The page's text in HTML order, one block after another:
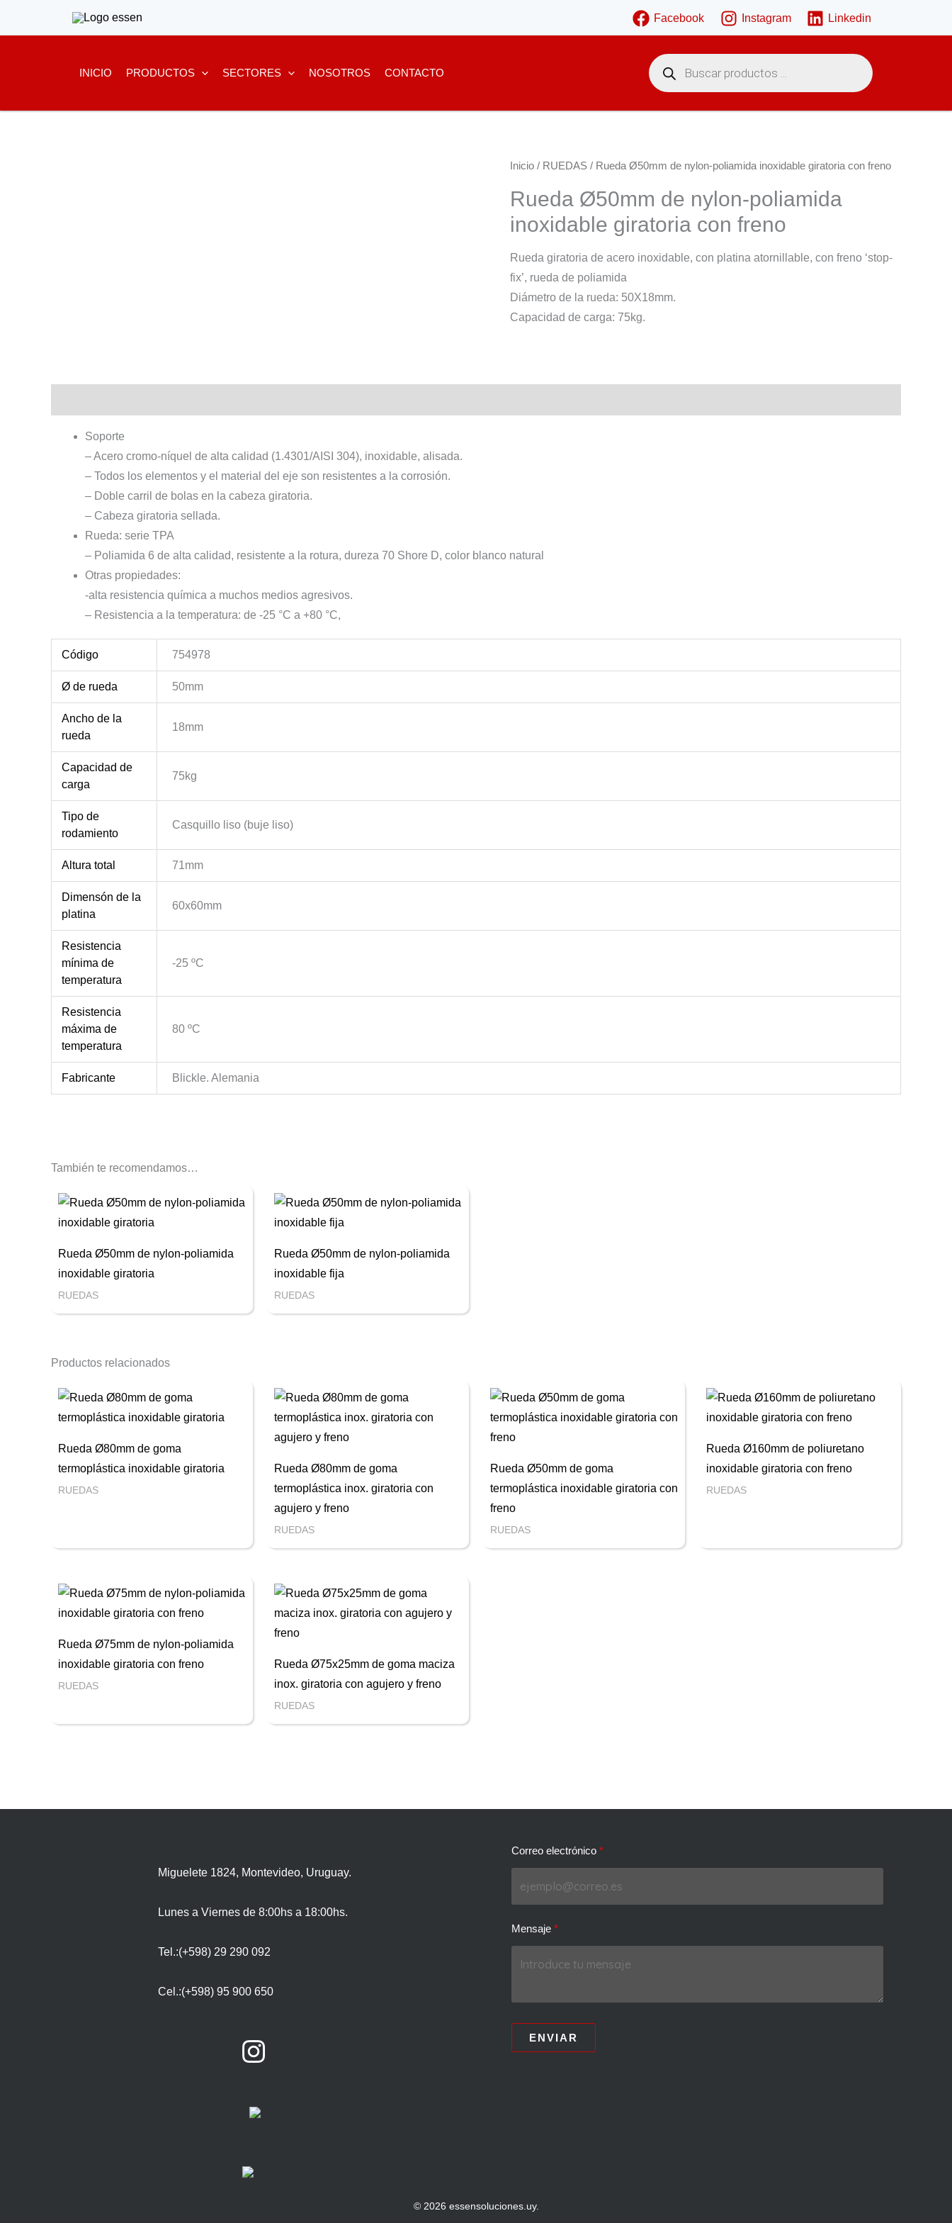
Facebook Instagram Linkedin
INICIO PRODUCTOS SECTORES NOSOTROS CONTACTO
B
ú
s
e
e
p
o
d
u
c
s
Inicio / RUEDAS / Rueda Ø50mm de nylon-poliamida inoxidable giratoria con freno
Rueda Ø50mm de nylon-poliamida
inoxidable giratoria con freno
Rueda giratoria de acero inoxidable, con platina atornillable, con freno ‘stop-
fix’, rueda de poliamida
Diámetro de la rueda: 50X18mm.
Capacidad de carga: 75kg.
Soporte
– Acero cromo-níquel de alta calidad (1.4301/AISI 304), inoxidable, alisada.
– Todos los elementos y el material del eje son resistentes a la corrosión.
– Doble carril de bolas en la cabeza giratoria.
– Cabeza giratoria sellada.
Rueda: serie TPA
– Poliamida 6 de alta calidad, resistente a la rotura, dureza 70 Shore D, color blanco natural
Otras propiedades:
-alta resistencia química a muchos medios agresivos.
– Resistencia a la temperatura: de -25 °C a +80 °C,
Código 754978
Ø de rueda 50mm
Ancho de la
rueda
18mm
Capacidad de
carga
75kg
Tipo de
rodamiento
Casquillo liso (buje liso)
Altura total 71mm
Dimensón de la
platina
60x60mm
Resistencia
mínima de
temperatura
-25 ºC
Resistencia
máxima de
temperatura
80 ºC
Fabricante Blickle. Alemania
También te recomendamos…
Rueda Ø50mm de nylon-poliamida
inoxidable giratoria
RUEDAS
Rueda Ø50mm de nylon-poliamida
inoxidable fija
RUEDAS
Productos relacionados
Rueda Ø80mm de goma
termoplástica inoxidable giratoria
RUEDAS
Rueda Ø80mm de goma
termoplástica inox. giratoria con
agujero y freno
RUEDAS
Rueda Ø50mm de goma
termoplástica inoxidable giratoria con
freno
RUEDAS
Rueda Ø160mm de poliuretano
inoxidable giratoria con freno
RUEDAS
Rueda Ø75mm de nylon-poliamida
inoxidable giratoria con freno
RUEDAS
Rueda Ø75x25mm de goma maciza
inox. giratoria con agujero y freno
RUEDAS
Miguelete 1824, Montevideo, Uruguay.
Lunes a Viernes de 8:00hs a 18:00hs.
Tel.:(+598) 29 290 092
Cel.:(+598) 95 900 650
Correo electrónico
Mensaje
ENVIAR
© 2026 essensoluciones.uy.